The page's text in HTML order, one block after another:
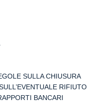
SULLA CHIUSURA
RIFIUTO
BANCARI